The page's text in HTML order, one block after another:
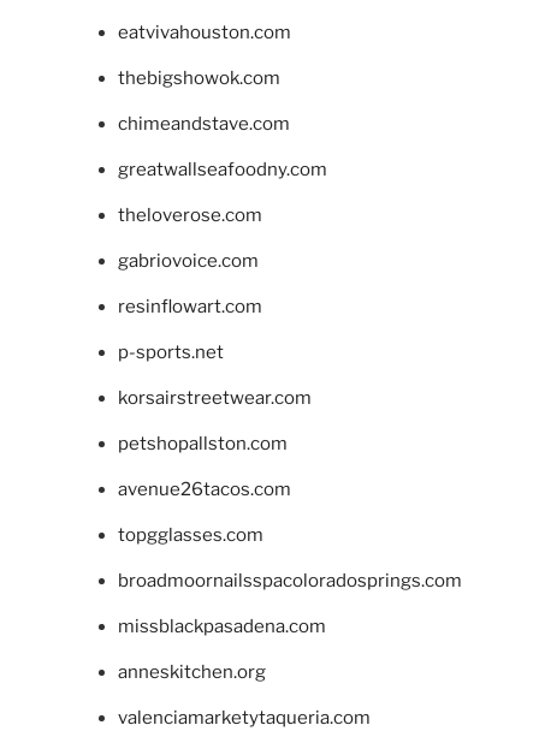
eatvivahouston.com
thebigshowok.com
chimeandstave.com
greatwallseafoodny.com
theloverose.com
gabriovoice.com
resinflowart.com
p-sports.net
korsairstreetwear.com
petshopallston.com
avenue26tacos.com
topgglasses.com
broadmoornailsspacoloradosprings.com
missblackpasadena.com
anneskitchen.org
valenciamarketytaqueria.com